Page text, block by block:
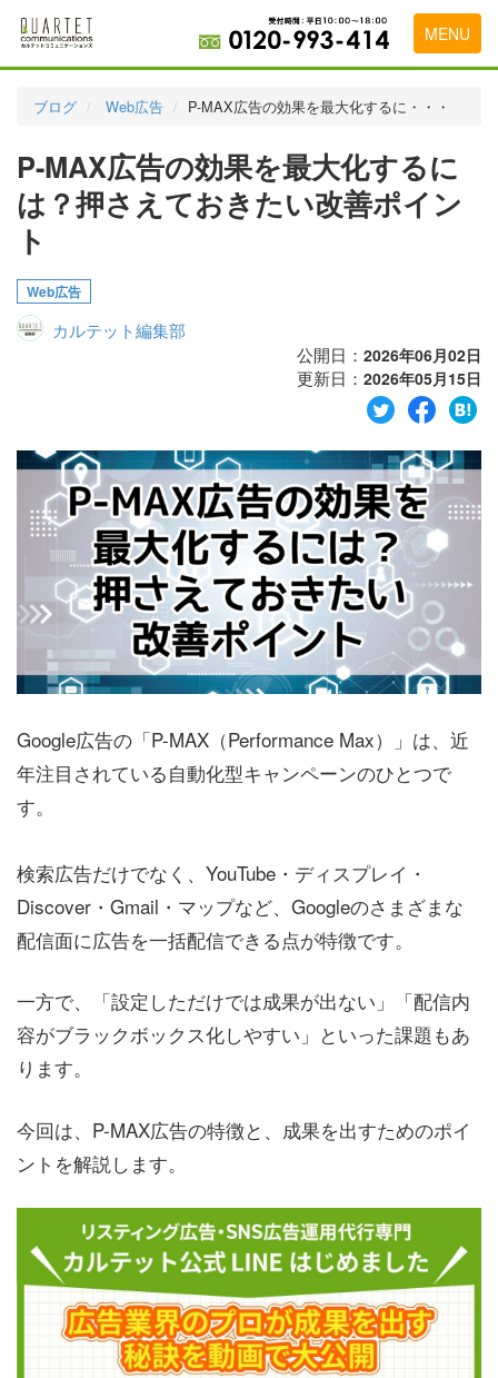
MENU
実績・お客様の声
初めて導入をお考えの方
広告代理店・HP制作会社様へ
お問い合わせ
ブログ Web広告 P-MAX広告の効果を最大化するに・・・
P-MAX広告の効果を最大化するに
は？押さえておきたい改善ポイン
ト
Web広告
カルテット編集部
公開日： 2026年06月02日
更新日： 2026年05月15日
Google広告の「P-MAX（Performance Max）」は、近
年注目されている自動化型キャンペーンのひとつで
す。
検索広告だけでなく、YouTube・ディスプレイ・
Discover・Gmail・マップなど、Googleのさまざまな
配信面に広告を一括配信できる点が特徴です。
一方で、「設定しただけでは成果が出ない」「配信内
容がブラックボックス化しやすい」といった課題もあ
ります。
今回は、P-MAX広告の特徴と、成果を出すためのポイ
ントを解説します。